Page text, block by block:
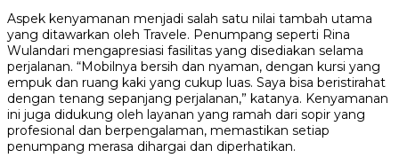
Aspek kenyamanan menjadi salah satu nilai tambah utama
yang ditawarkan oleh Travele. Penumpang seperti Rina
Wulandari mengapresiasi fasilitas yang disediakan selama
perjalanan. “Mobilnya bersih dan nyaman, dengan kursi yang
empuk dan ruang kaki yang cukup luas. Saya bisa beristirahat
dengan tenang sepanjang perjalanan,” katanya. Kenyamanan
ini juga didukung oleh layanan yang ramah dari sopir yang
profesional dan berpengalaman, memastikan setiap
penumpang merasa dihargai dan diperhatikan.